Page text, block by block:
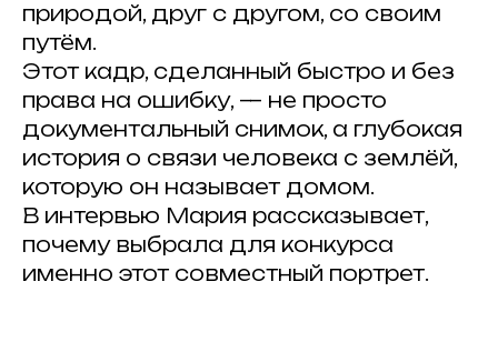
природой, друг с другом, со своим
путём.
Этот кадр, сделанный быстро и без
права на ошибку, — не просто
документальный снимок, а глубокая
история о связи человека с землёй,
которую он называет домом.
В интервью Мария рассказывает,
почему выбрала для конкурса
именно этот совместный портрет.